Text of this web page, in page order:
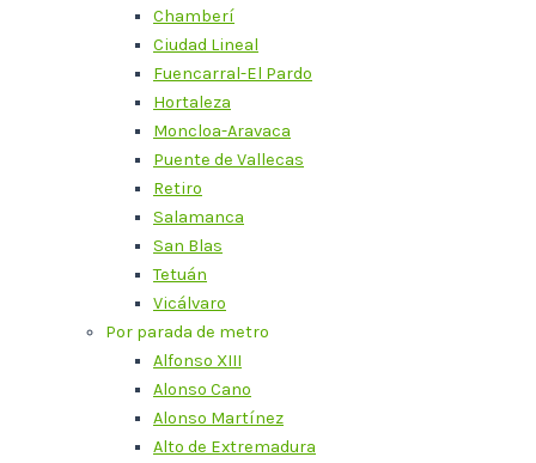
Chamberí
Ciudad Lineal
Fuencarral-El Pardo
Hortaleza
Moncloa-Aravaca
Puente de Vallecas
Retiro
Salamanca
San Blas
Tetuán
Vicálvaro
Por parada de metro
Alfonso XIII
Alonso Cano
Alonso Martínez
Alto de Extremadura